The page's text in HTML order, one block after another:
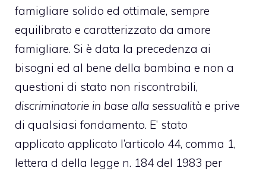
famigliare solido ed ottimale, sempre
equilibrato e caratterizzato da amore
famigliare. Si è data la precedenza ai
bisogni ed al bene della bambina e non a
questioni di stato non riscontrabili,
discriminatorie in base alla sessualità e prive
di qualsiasi fondamento. E’ stato
applicato applicato l’articolo 44, comma 1,
lettera d della legge n. 184 del 1983 per